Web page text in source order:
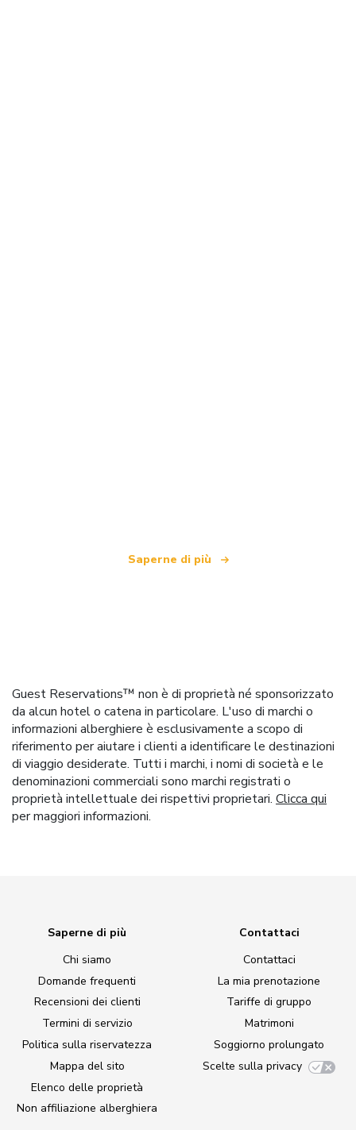
Saperne di più
Guest Reservations™ non è di proprietà né sponsorizzato
da alcun hotel o catena in particolare. L'uso di marchi o
informazioni alberghiere è esclusivamente a scopo di
riferimento per aiutare i clienti a identificare le destinazioni
di viaggio desiderate. Tutti i marchi, i nomi di società e le
denominazioni commerciali sono marchi registrati o
proprietà intellettuale dei rispettivi proprietari. Clicca qui
per maggiori informazioni.
Saperne di più
Chi siamo
Domande frequenti
Recensioni dei clienti
Termini di servizio
Politica sulla riservatezza
Mappa del sito
Elenco delle proprietà
Non affiliazione alberghiera
Contattaci
Contattaci
La mia prenotazione
Tariffe di gruppo
Matrimoni
Soggiorno prolungato
Scelte sulla privacy